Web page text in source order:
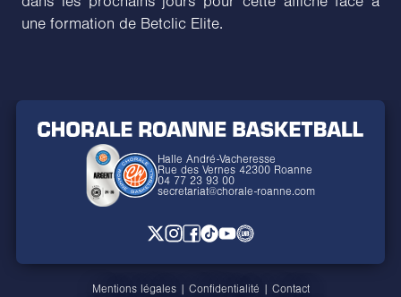
une formation de Betclic Elite.
Halle André-Vacheresse
Rue des Vernes 42300 Roanne
04 77 23 93 00
secretariat@chorale-roanne.com
Mentions légales| Confidentialité | Contact